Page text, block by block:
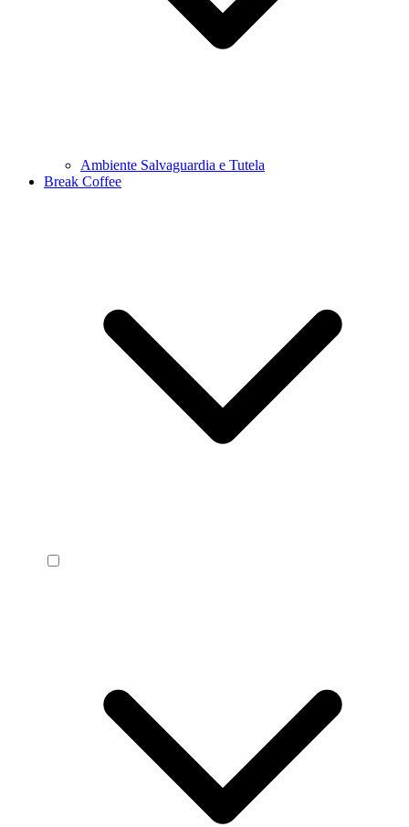
Ambiente Salvaguardia e Tutela
Break Coffee